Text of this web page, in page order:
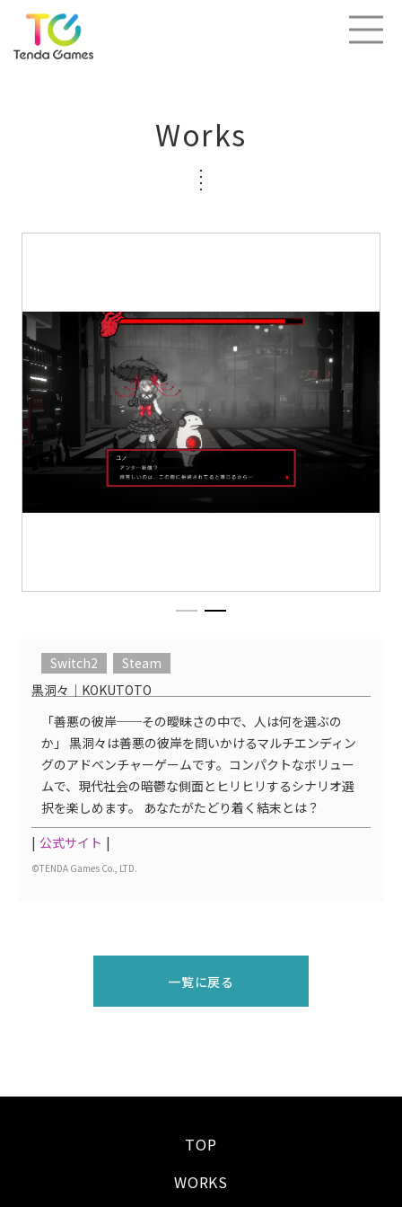
Works
Switch2
Steam
黒洞々｜KOKUTOTO
「善悪の彼岸──その曖昧さの中で、人は何を選ぶの
か」 黒洞々は善悪の彼岸を問いかけるマルチエンディン
グのアドベンチャーゲームです。コンパクトなボリュー
ムで、現代社会の暗鬱な側面とヒリヒリするシナリオ選
択を楽しめます。 あなたがたどり着く結末とは？
公式サイト
©TENDA Games Co., LTD.
一覧に戻る
TOP
WORKS